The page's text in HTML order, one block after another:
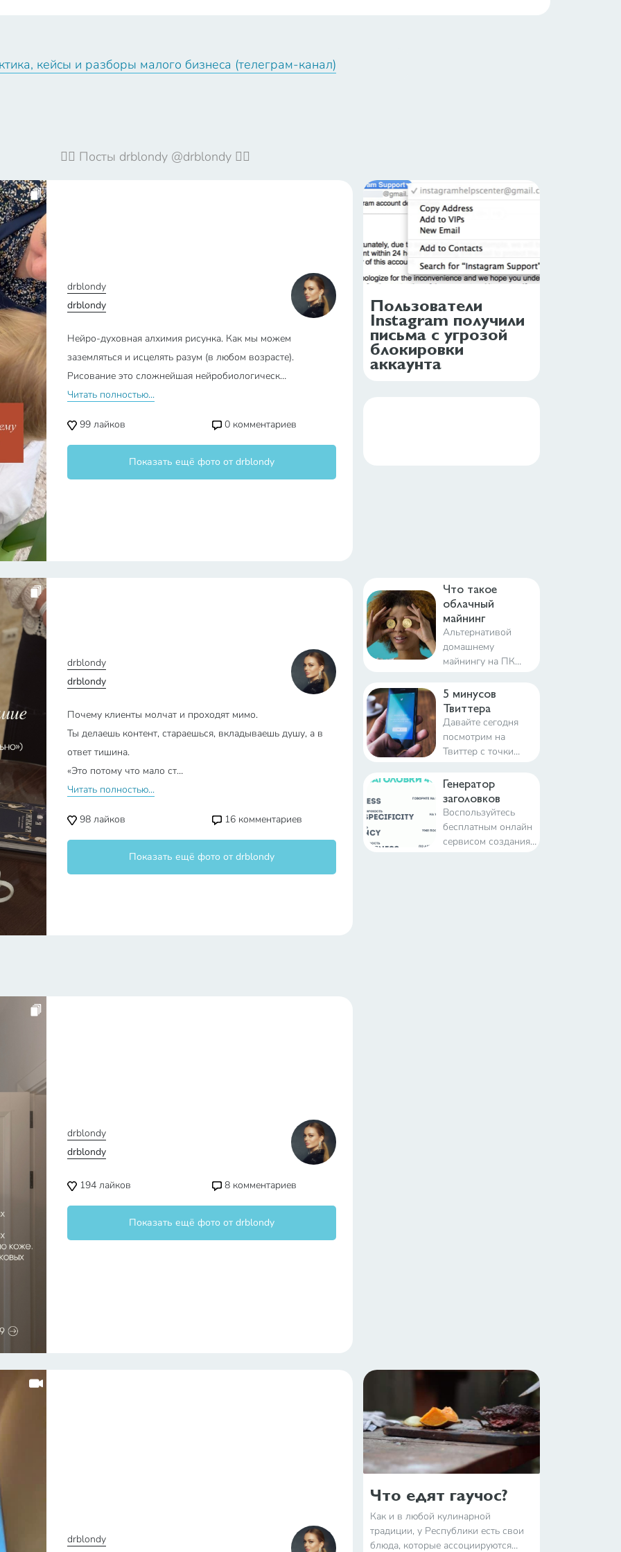
кейсы и разборы малого бизнеса (телеграм-канал)
🦹‍♀️ Посты drblondy @drblondy 🦹‍♀️
drblondy
drblondy
Нейро-духовная алхимия рисунка. Как мы можем
заземляться и исцелять разум (в любом возрасте).
Рисование это сложнейшая нейробиологическ…
Читать полностью...
99лайков 0комментариев
Показать ещё фото от drblondy
Пользователи
Instagram получили
письма с угрозой
блокировки
аккаунта
drblondy
drblondy
Почему клиенты молчат и проходят мимо.
Ты делаешь контент, стараешься, вкладываешь душу, а в
ответ тишина.
«Это потому что мало ст…
Читать полностью...
98лайков 16комментариев
Показать ещё фото от drblondy
Что такое
облачный
майнинг
Альтернативой
домашнему
майнингу на ПК
пару лет назад
облачный майнинг.
Удаленный центр
обработки
информации со
оборудованием
ASIC, сдает свои
вычислительные
мощности в аренду
комиссию
5 минусов
Твиттера
Давайте сегодня
посмотрим на
Твиттер с точки
пользователя:
поймём, что его
волнует и с какими
проблемами
сталкивается
Генератор
заголовков
Воспользуйтесь
бесплатным онлайн
сервисом создания
drblondy
drblondy
194лайков 8комментариев
Показать ещё фото от drblondy
drblondy
Что едят гаучос?
Как и в любой кулинарной
традиции, у Республики есть свои
блюда, которые ассоциируются